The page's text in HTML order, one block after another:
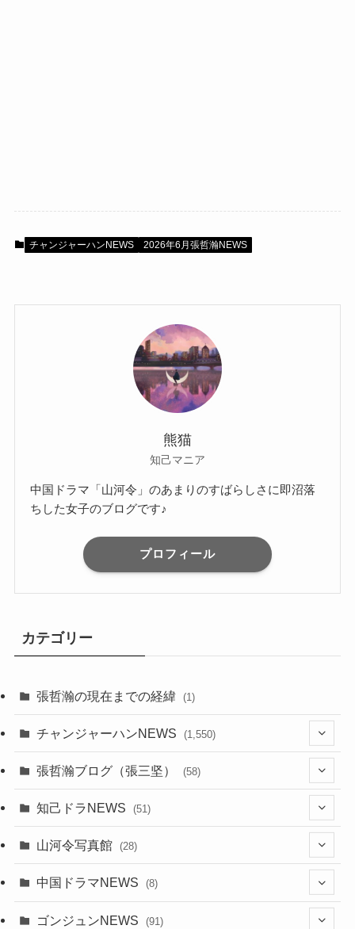
チャンジャーハンNEWS 2026年6月張哲瀚NEWS
熊猫
知己マニア
中国ドラマ「山河令」のあまりのすばらしさに即沼落
ちした女子のブログです♪
プロフィール
カテゴリー
張哲瀚の現在までの経緯 (1)
チャンジャーハンNEWS (1,550)
(7)
(29)
張哲瀚ブログ（張三坚） (58)
知己ドラNEWS (51)
(42)
(5)
山河令写真館 (28)
(17)
中国ドラマNEWS (8)
(1)
ゴンジュンNEWS (91)